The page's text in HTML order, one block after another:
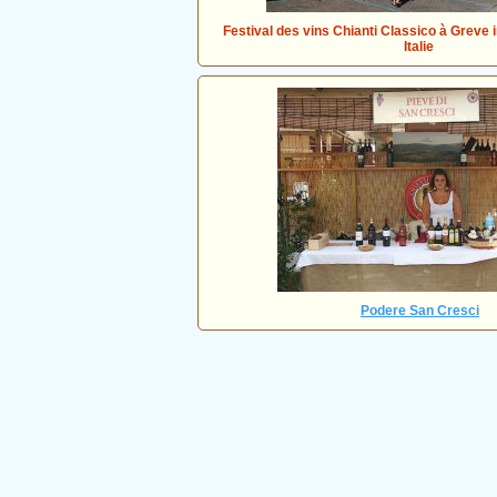
Festival des vins Chianti Classico à Greve
Italie
Podere San Cresci